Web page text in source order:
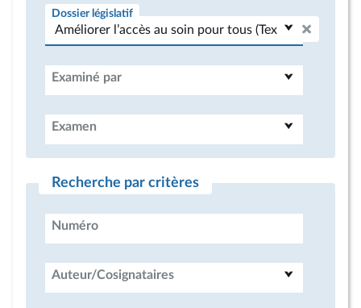
Dossier législatif
Examiné par
Examen
Recherche par critères
Numéro
Auteur/Cosignataires